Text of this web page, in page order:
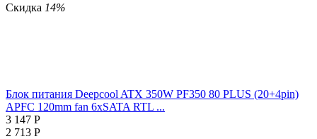
Скидка 14%
Блок питания Deepcool ATX 350W PF350 80 PLUS (20+4pin)
APFC 120mm fan 6xSATA RTL ...
3 147 Р
2 713 Р